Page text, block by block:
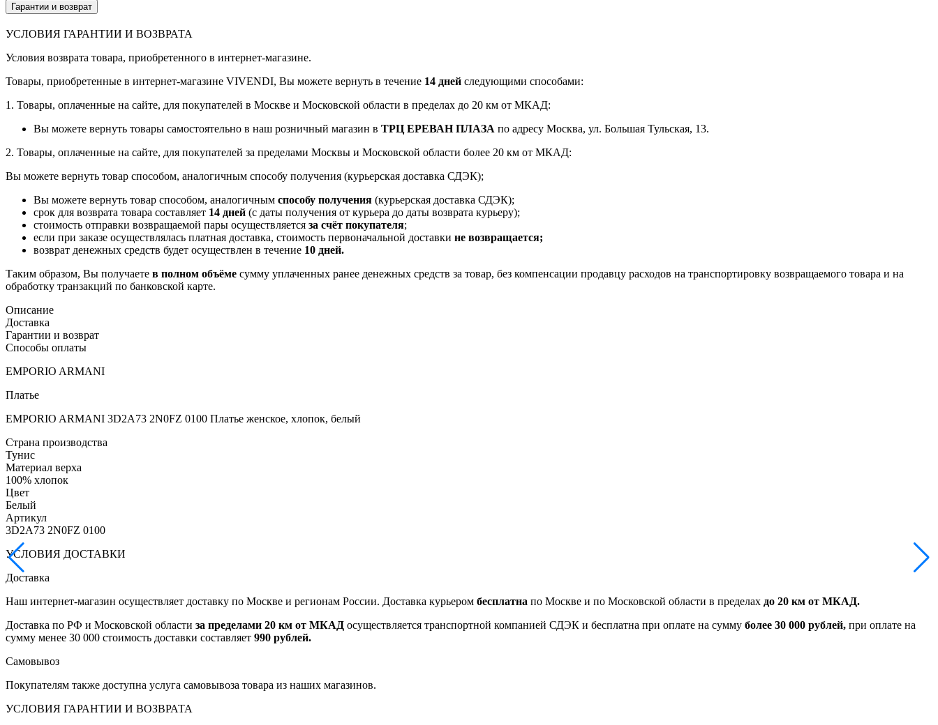
Гарантии и возврат
УСЛОВИЯ ГАРАНТИИ И ВОЗВРАТА
Условия возврата товара, приобретенного в интернет-магазине.
Товары, приобретенные в интернет-магазине VIVENDI, Вы можете вернуть в течение 14 дней следующими способами:
1. Товары, оплаченные на сайте, для покупателей в Москве и Московской области в пределах до 20 км от МКАД:
Вы можете вернуть товары самостоятельно в наш розничный магазин в ТРЦ ЕРЕВАН ПЛАЗА по адресу Москва, ул. Большая Тульская, 13.
2. Товары, оплаченные на сайте, для покупателей за пределами Москвы и Московской области более 20 км от МКАД:
Вы можете вернуть товар способом, аналогичным способу получения (курьерская доставка СДЭК);
Вы можете вернуть товар способом, аналогичным способу получения (курьерская доставка СДЭК);
срок для возврата товара составляет 14 дней (с даты получения от курьера до даты возврата курьеру);
стоимость отправки возвращаемой пары осуществляется за счёт покупателя;
если при заказе осуществлялась платная доставка, стоимость первоначальной доставки не возвращается;
возврат денежных средств будет осуществлен в течение 10 дней.
Таким образом, Вы получаете в полном объёме сумму уплаченных ранее денежных средств за товар, без компенсации продавцу расходов на транспортировку возвращаемого товара и на
обработку транзакций по банковской карте.
Описание
Доставка
Гарантии и возврат
Способы оплаты
EMPORIO ARMANI
Платье
EMPORIO ARMANI 3D2A73 2N0FZ 0100 Платье женское, хлопок, белый
Страна производства
Тунис
Материал верха
100% хлопок
Цвет
Белый
Артикул
3D2A73 2N0FZ 0100
УСЛОВИЯ ДОСТАВКИ
Доставка
Наш интернет-магазин осуществляет доставку по Москве и регионам России. Доставка курьером бесплатна по Москве и по Московской области в пределах до 20 км от МКАД.
Доставка по РФ и Московской области за пределами 20 км от МКАД осуществляется транспортной компанией СДЭК и бесплатна при оплате на сумму более 30 000 рублей, при оплате на
сумму менее 30 000 стоимость доставки составляет 990 рублей.
Самовывоз
Покупателям также доступна услуга самовывоза товара из наших магазинов.
УСЛОВИЯ ГАРАНТИИ И ВОЗВРАТА